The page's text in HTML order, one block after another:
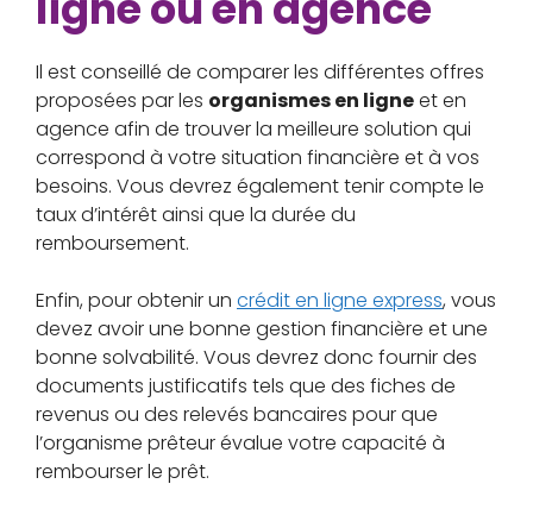
Il est conseillé de comparer les différentes offres
proposées par les organismes en ligneet en
agence afin de trouver la meilleure solution qui
correspond à votre situation financière et à vos
besoins. Vous devrez également tenir compte le
taux d’intérêt ainsi que la durée du
remboursement.
Enfin, pour obtenir un crédit en ligne express, vous
devez avoir une bonne gestion financière et une
bonne solvabilité. Vous devrez donc fournir des
documents justificatifs tels que des fiches de
revenus ou des relevés bancaires pour que
l’organisme prêteur évalue votre capacité à
rembourser le prêt.